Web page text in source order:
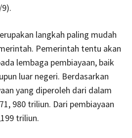
langkah paling mudah
Pemerintah tentu akan
lembaga pembiayaan, baik
luar negeri. Berdasarkan
yang diperoleh dari dalam
980 triliun. Dari pembiayaan
triliun.